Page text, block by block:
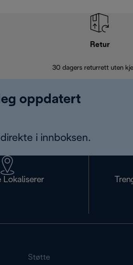
Retur
30 dagers returrett uten
oppdatert
i innboksen.
Lokaliserer
Støtte